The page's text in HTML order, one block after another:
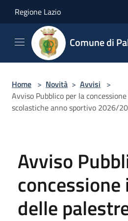
Regione Lazio
Comune di
Home > Novità > Avvisi >
Avviso Pubblico per la
scolastiche anno sportivo 2026/
Avviso
concessione
delle